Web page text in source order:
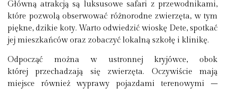
Główną atrakcją są luksusowe safari z przewodnikami,
które pozwolą obserwować różnorodne zwierzęta, w tym
piękne, dzikie koty. Warto odwiedzić wioskę Dete, spotkać
jej mieszkańców oraz zobaczyć lokalną szkołę i klinikę.
Odpocząć można w ustronnej kryjówce, obok
której przechadzają się zwierzęta. Oczywiście mają
miejsce również wyprawy pojazdami terenowymi –